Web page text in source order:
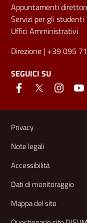
Appuntamenti
Servizi per gli studenti
Uffici Amministrativi
Direzione | +39 095
SEGUICI SU
Link e
Privacy
Note legali
Accessibilità
Dati di monitoraggio
Mappa del sito